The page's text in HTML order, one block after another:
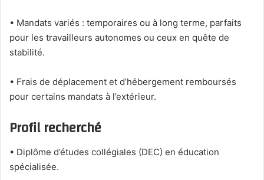
• Mandats variés : temporaires ou à long terme, parfaits
pour les travailleurs autonomes ou ceux en quête de
stabilité.
• Frais de déplacement et d’hébergement remboursés
pour certains mandats à l’extérieur.
Profil recherché
• Diplôme d’études collégiales (DEC) en éducation
spécialisée.